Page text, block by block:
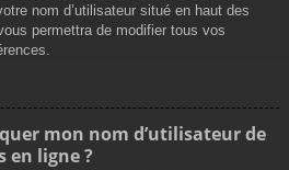
nom d’utilisateur situé en haut des
permettra de modifier tous vos
mon nom d’utilisateur de
en ligne ?